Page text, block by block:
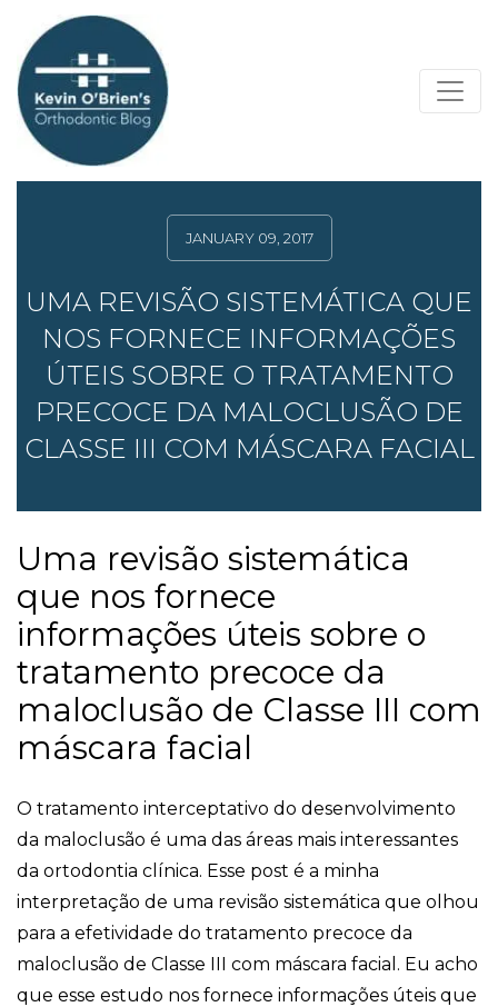
JANUARY 09, 2017
UMA REVISÃO SISTEMÁTICA QUE
NOS FORNECE INFORMAÇÕES
ÚTEIS SOBRE O TRATAMENTO
PRECOCE DA MALOCLUSÃO DE
CLASSE III COM MÁSCARA FACIAL
Uma revisão sistemática
que nos fornece
informações úteis sobre o
tratamento precoce da
maloclusão de Classe III com
máscara facial
O tratamento interceptativo do desenvolvimento
da maloclusão é uma das áreas mais interessantes
da ortodontia clínica. Esse post é a minha
interpretação de uma revisão sistemática que olhou
para a efetividade do tratamento precoce da
maloclusão de Classe III com máscara facial. Eu acho
que esse estudo nos fornece informações úteis que